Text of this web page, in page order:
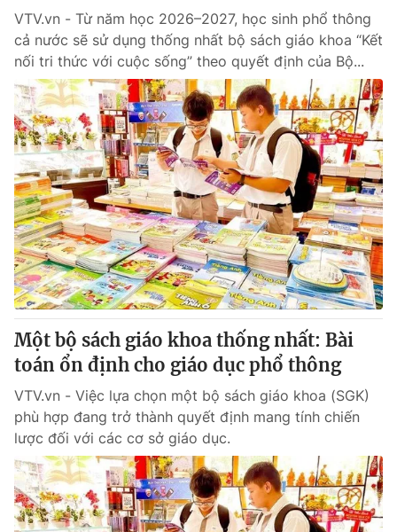
VTV.vn - Từ năm học 2026–2027, học sinh phổ thông
cả nước sẽ sử dụng thống nhất bộ sách giáo khoa “Kết
nối tri thức với cuộc sống” theo quyết định của Bộ...
Một bộ sách giáo khoa thống nhất: Bài
toán ổn định cho giáo dục phổ thông
VTV.vn - Việc lựa chọn một bộ sách giáo khoa (SGK)
phù hợp đang trở thành quyết định mang tính chiến
lược đối với các cơ sở giáo dục.